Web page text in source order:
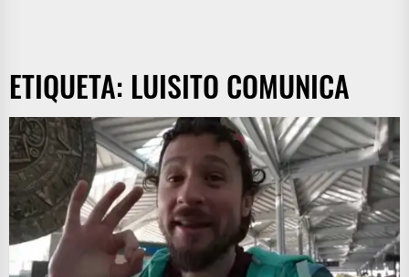
ETIQUETA: LUISITO COMUNICA